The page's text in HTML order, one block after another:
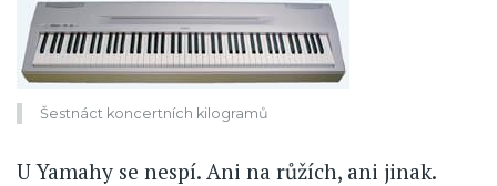
Šestnáct koncertních kilogramů
U Yamahy se nespí. Ani na růžích, ani jinak.